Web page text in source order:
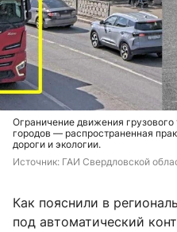
Ограничение движения грузового
городов — распространенная
дороги и экологии.
Источник: ГАИ Свердловской
Как пояснили в
под автоматический